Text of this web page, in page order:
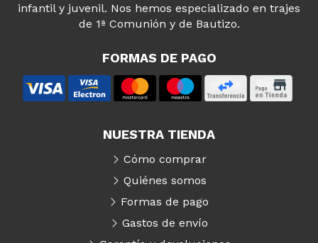
infantil y juvenil. Nos hemos especializado en trajes
de 1ª Comunión y de Bautizo.
FORMAS DE PAGO
NUESTRA TIENDA
Cómo comprar
Quiénes somos
Formas de pago
Gastos de envío